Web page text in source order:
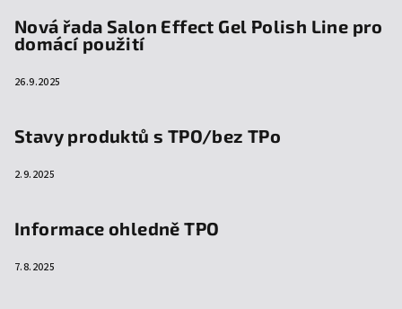
Nová řada Salon Effect Gel Polish Line pro
domácí použití
26.9.2025
Stavy produktů s TPO/bez TPo
2.9.2025
Informace ohledně TPO
7.8.2025